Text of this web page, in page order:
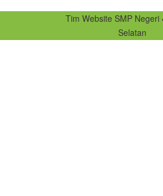
Tim Website SMP Negeri
Selatan